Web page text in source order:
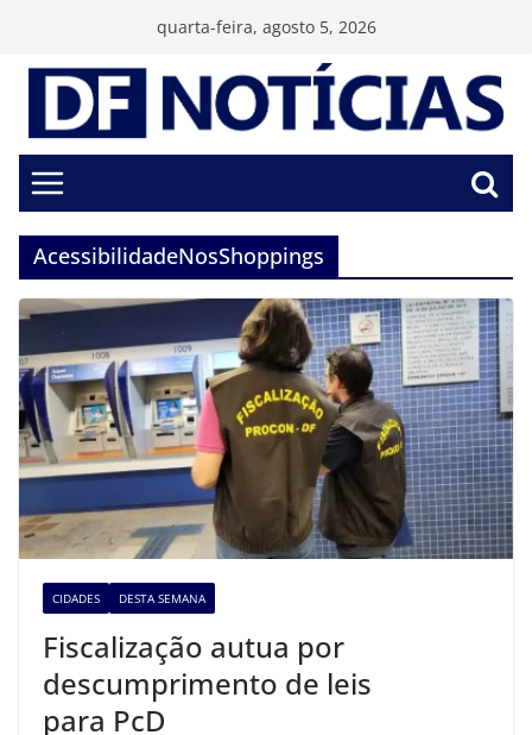
conteúdo
quarta-feira, agosto 5, 2026
AcessibilidadeNosShoppings
CIDADES DESTA SEMANA
Fiscalização autua por
descumprimento de leis
para PcD